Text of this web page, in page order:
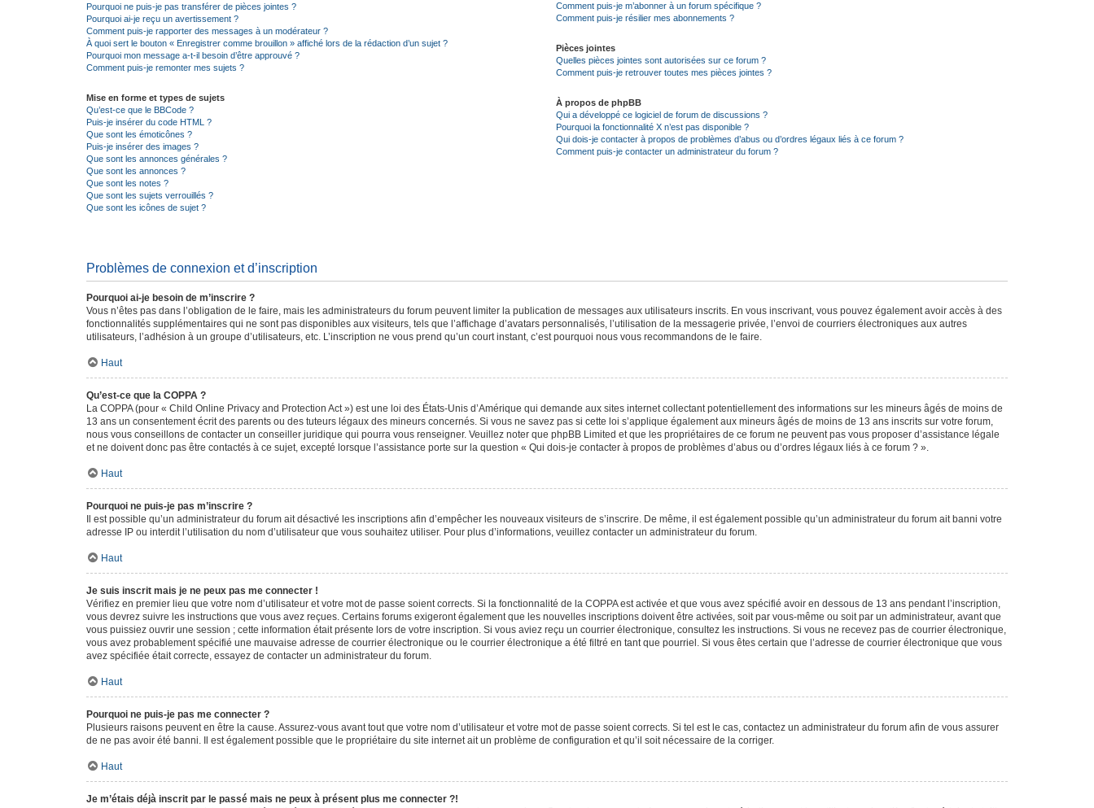
Pourquoi ne puis-je pas transférer de pièces jointes ?
Pourquoi ai-je reçu un avertissement ?
Comment puis-je rapporter des messages à un modérateur ?
À quoi sert le bouton « Enregistrer comme brouillon » affiché lors de la rédaction d’un sujet ?
Pourquoi mon message a-t-il besoin d’être approuvé ?
Comment puis-je remonter mes sujets ?
Mise en forme et types de sujets
Qu’est-ce que le BBCode ?
Puis-je insérer du code HTML ?
Que sont les émoticônes ?
Puis-je insérer des images ?
Que sont les annonces générales ?
Que sont les annonces ?
Que sont les notes ?
Que sont les sujets verrouillés ?
Que sont les icônes de sujet ?
Comment puis-je m’abonner à un forum spécifique ?
Comment puis-je résilier mes abonnements ?
Pièces jointes
Quelles pièces jointes sont autorisées sur ce forum ?
Comment puis-je retrouver toutes mes pièces jointes ?
À propos de phpBB
Qui a développé ce logiciel de forum de discussions ?
Pourquoi la fonctionnalité X n’est pas disponible ?
Qui dois-je contacter à propos de problèmes d’abus ou d’ordres légaux liés à ce forum ?
Comment puis-je contacter un administrateur du forum ?
Problèmes de connexion et d’inscription
Pourquoi ai-je besoin de m’inscrire ?
Vous n’êtes pas dans l’obligation de le faire, mais les administrateurs du forum peuvent limiter la publication de messages aux utilisateurs inscrits. En vous inscrivant, vous pouvez également avoir accès à des
fonctionnalités supplémentaires qui ne sont pas disponibles aux visiteurs, tels que l’affichage d’avatars personnalisés, l’utilisation de la messagerie privée, l’envoi de courriers électroniques aux autres
utilisateurs, l’adhésion à un groupe d’utilisateurs, etc. L’inscription ne vous prend qu’un court instant, c’est pourquoi nous vous recommandons de le faire.
Haut
Qu’est-ce que la COPPA ?
La COPPA (pour « Child Online Privacy and Protection Act ») est une loi des États-Unis d’Amérique qui demande aux sites internet collectant potentiellement des informations sur les mineurs âgés de moins de
13 ans un consentement écrit des parents ou des tuteurs légaux des mineurs concernés. Si vous ne savez pas si cette loi s’applique également aux mineurs âgés de moins de 13 ans inscrits sur votre forum,
nous vous conseillons de contacter un conseiller juridique qui pourra vous renseigner. Veuillez noter que phpBB Limited et que les propriétaires de ce forum ne peuvent pas vous proposer d’assistance légale
et ne doivent donc pas être contactés à ce sujet, excepté lorsque l’assistance porte sur la question « Qui dois-je contacter à propos de problèmes d’abus ou d’ordres légaux liés à ce forum ? ».
Haut
Pourquoi ne puis-je pas m’inscrire ?
Il est possible qu’un administrateur du forum ait désactivé les inscriptions afin d’empêcher les nouveaux visiteurs de s’inscrire. De même, il est également possible qu’un administrateur du forum ait banni votre
adresse IP ou interdit l’utilisation du nom d’utilisateur que vous souhaitez utiliser. Pour plus d’informations, veuillez contacter un administrateur du forum.
Haut
Je suis inscrit mais je ne peux pas me connecter !
Vérifiez en premier lieu que votre nom d’utilisateur et votre mot de passe soient corrects. Si la fonctionnalité de la COPPA est activée et que vous avez spécifié avoir en dessous de 13 ans pendant l’inscription,
vous devrez suivre les instructions que vous avez reçues. Certains forums exigeront également que les nouvelles inscriptions doivent être activées, soit par vous-même ou soit par un administrateur, avant que
vous puissiez ouvrir une session ; cette information était présente lors de votre inscription. Si vous aviez reçu un courrier électronique, consultez les instructions. Si vous ne recevez pas de courrier électronique,
vous avez probablement spécifié une mauvaise adresse de courrier électronique ou le courrier électronique a été filtré en tant que pourriel. Si vous êtes certain que l’adresse de courrier électronique que vous
avez spécifiée était correcte, essayez de contacter un administrateur du forum.
Haut
Pourquoi ne puis-je pas me connecter ?
Plusieurs raisons peuvent en être la cause. Assurez-vous avant tout que votre nom d’utilisateur et votre mot de passe soient corrects. Si tel est le cas, contactez un administrateur du forum afin de vous assurer
de ne pas avoir été banni. Il est également possible que le propriétaire du site internet ait un problème de configuration et qu’il soit nécessaire de la corriger.
Haut
Je m’étais déjà inscrit par le passé mais ne peux à présent plus me connecter ?!